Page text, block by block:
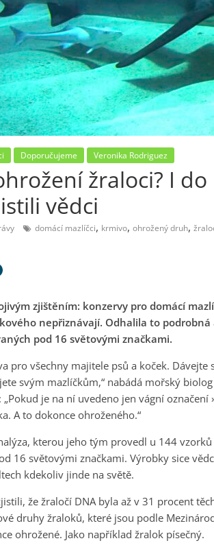
Doporučujeme Veronika Rodriguez
žraloci? I
vědci
domácí mazlíčci, krmivo, ohrožený druh,
zjištěním: konzervy pro domácí
nepřiznávají. Odhalila to
pod 16 světovými značkami.
pro všechny majitele psů a koček.
svým mazlíčkům,“ nabádá mořský
„Pokud je na ní uvedeno jen vágní
A to dokonce ohroženého.“
kterou jeho tým provedl u 144
16 světovými značkami. Výrobky sice
kdekoliv jinde na světě.
že žraločí DNA byla až v 31 procent
druhy žraloků, které jsou podle
ohrožené. Jako například žralok písečný.